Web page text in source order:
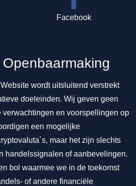
Facebook
wordt uitsluitend verstrekt
doeleinden. Wij geven geen
verwachtingen en voorspellingen op
een mogelijke
maar het zijn slechts
handelssignalen of aanbevelingen.
bol waarmee we in de toekomst
of andere financiële